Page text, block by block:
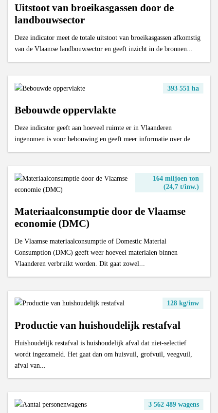
Uitstoot van broeikasgassen door de
landbouwsector
Deze indicator meet de totale uitstoot van broeikasgassen afkomstig
van de Vlaamse landbouwsector en geeft inzicht in de bronnen...
393 551 ha
Bebouwde oppervlakte
Deze indicator geeft aan hoeveel ruimte er in Vlaanderen
ingenomen is voor bebouwing en geeft meer informatie over de...
164 miljoen ton
(24,7 t/inw.)
Materiaalconsumptie door de Vlaamse
economie (DMC)
De Vlaamse materiaalconsumptie of Domestic Material
Consumption (DMC) geeft weer hoeveel materialen binnen
Vlaanderen verbruikt worden. Dit gaat zowel...
128 kg/inw
Productie van huishoudelijk restafval
Huishoudelijk restafval is huishoudelijk afval dat niet-selectief
wordt ingezameld. Het gaat dan om huisvuil, grofvuil, veegvuil,
afval van...
3 562 489 wagens